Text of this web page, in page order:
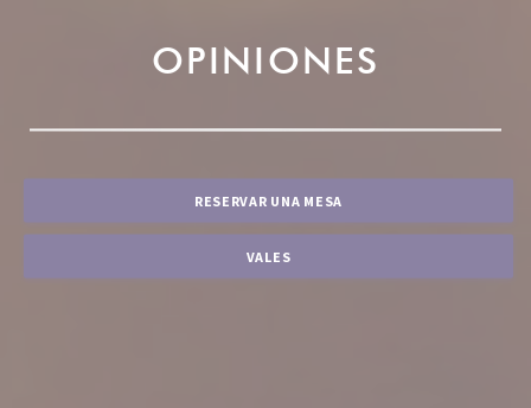
OPINIONES
RESERVAR UNA MESA
VALES